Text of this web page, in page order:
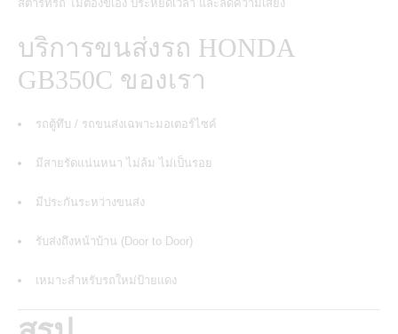
สตาร์ทรถ ไม่ต้องขี่เอง ประหยัดเวลา และลดความเสี่ยง
บริการขนส่งรถ HONDA
GB350C ของเรา
รถตู้ทึบ / รถขนส่งเฉพาะมอเตอร์ไซค์
มีสายรัดแน่นหนา ไม่ล้ม ไม่เป็นรอย
มีประกันระหว่างขนส่ง
รับส่งถึงหน้าบ้าน (Door to Door)
เหมาะสำหรับรถใหม่ป้ายแดง